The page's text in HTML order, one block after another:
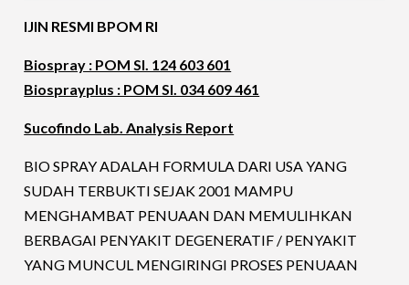
IJIN RESMI BPOM RI
Biospray : POM SI. 124 603 601
Biosprayplus : POM SI. 034 609 461
Sucofindo Lab. Analysis Report
BIO SPRAY ADALAH FORMULA DARI USA YANG
SUDAH TERBUKTI SEJAK 2001 MAMPU
MENGHAMBAT PENUAAN DAN MEMULIHKAN
BERBAGAI PENYAKIT DEGENERATIF / PENYAKIT
YANG MUNCUL MENGIRINGI PROSES PENUAAN